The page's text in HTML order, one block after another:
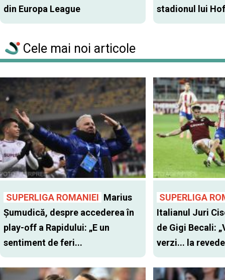
din Europa League
stadionul lui
Cele mai noi articole
SUPERLIGA ROMANIEI Marius
Șumudică, despre accederea în
play-off a Rapidului: „E un
sentiment de feri...
SUPERLIGA
Italianul Juri
de Gigi Becali:
verzi... la